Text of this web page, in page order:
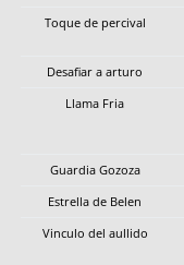
Toque de percival
Desafiar a arturo
Llama Fria
Guardia Gozoza
Estrella de Belen
Vinculo del aullido